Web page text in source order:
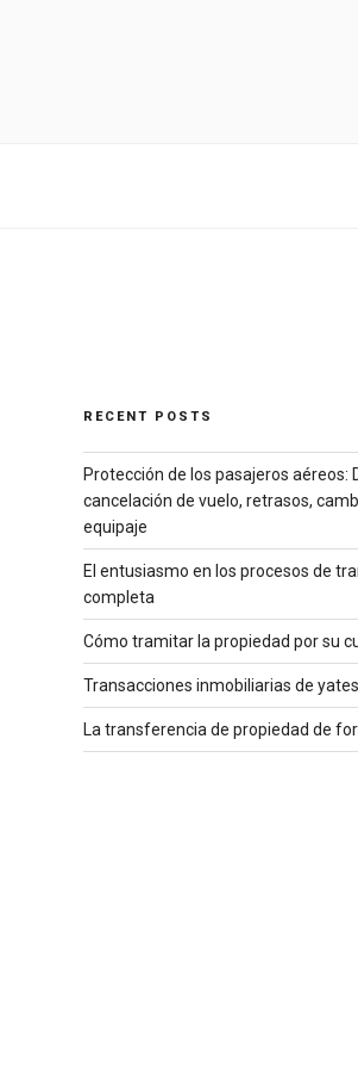
RECENT POSTS
Protección de los pasajeros aéreos:
cancelación de vuelo, retrasos,
equipaje
El entusiasmo en los procesos de
completa
Cómo tramitar la propiedad por su
Transacciones inmobiliarias de
La transferencia de propiedad de